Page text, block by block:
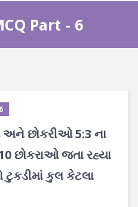
Part - 6
છોકરીઓ 5:3 ના
છોકરાઓ જતા રહ્યા
ટુકડીમાં કુલ કેટલા